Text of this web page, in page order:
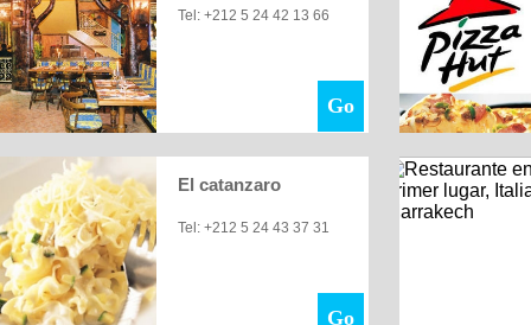
Tel: +212 5 24 42 13 66
Go
El catanzaro
Tel: +212 5 24 43 37 31
Go